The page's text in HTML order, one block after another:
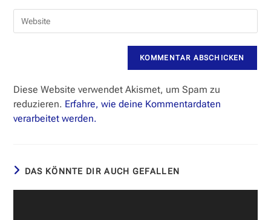
zum
Kommentieren
E-
Mail-
Gib
deine
(optional)
Diese Website verwendet Akismet, um Spam zu
reduzieren. Erfahre, wie deine Kommentardaten
verarbeitet werden.
DAS KÖNNTE DIR AUCH GEFALLEN